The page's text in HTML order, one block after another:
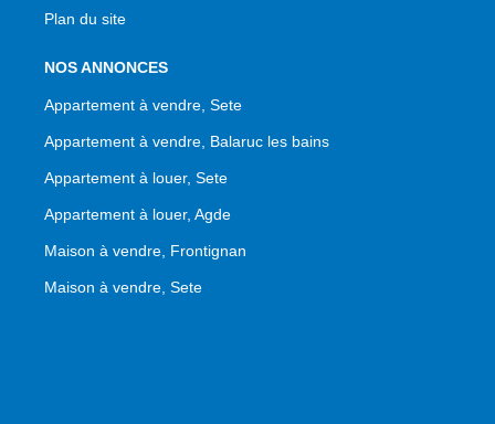
Plan du site
NOS ANNONCES
Appartement à vendre, Sete
Appartement à vendre, Balaruc les bains
Appartement à louer, Sete
Appartement à louer, Agde
Maison à vendre, Frontignan
Maison à vendre, Sete